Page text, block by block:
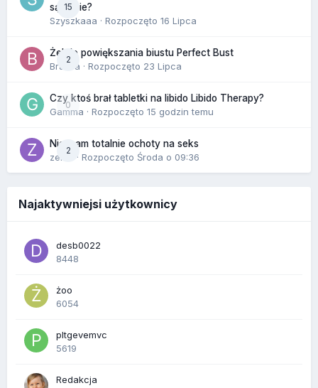
15
sądzicie?
Szyszkaaa · Rozpoczęto 16 Lipca
2
Żel do powiększania biustu Perfect Bust
Bravva · Rozpoczęto 23 Lipca
0
Czy ktoś brał tabletki na libido Libido Therapy?
Gamma · Rozpoczęto 15 godzin temu
2
Nie mam totalnie ochoty na seks
zenla
· Rozpoczęto Środa o 09:36
Najaktywniejsi użytkownicy
desb0022
8448
żoo
6054
pltgevemvc
5619
Redakcja